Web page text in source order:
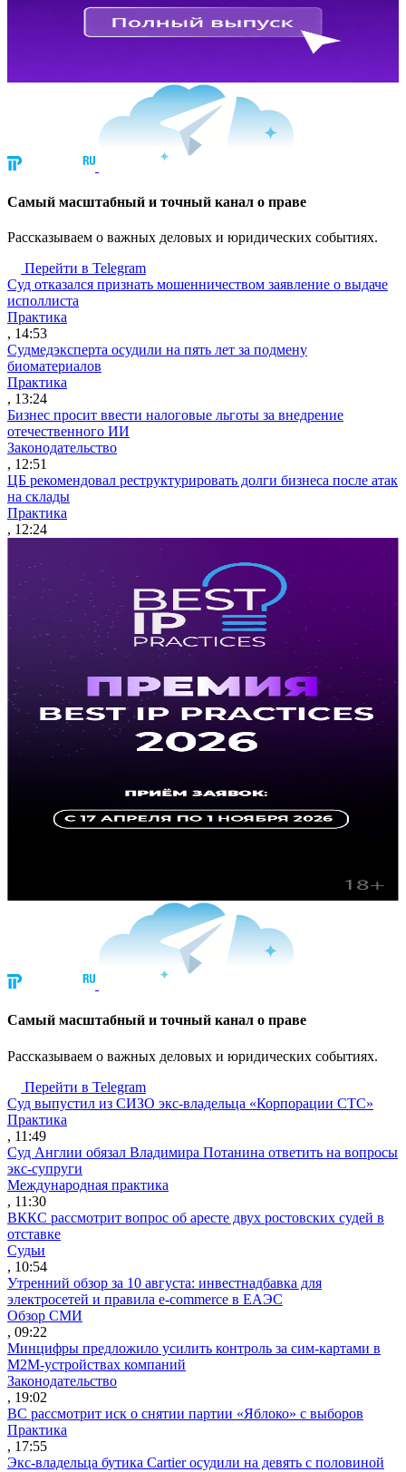
Cамый масштабный и точный канал о праве
Рассказываем о важных деловых и юридических событиях.
Перейти в Telegram
Суд отказался признать мошенничеством заявление о выдаче
исполлиста
Практика
, 14:53
Судмедэксперта осудили на пять лет за подмену
биоматериалов
Практика
, 13:24
Бизнес просит ввести налоговые льготы за внедрение
отечественного ИИ
Законодательство
, 12:51
ЦБ рекомендовал реструктурировать долги бизнеса после атак
на склады
Практика
, 12:24
Cамый масштабный и точный канал о праве
Рассказываем о важных деловых и юридических событиях.
Перейти в Telegram
Суд выпустил из СИЗО экс-владельца «Корпорации СТС»
Практика
, 11:49
Суд Англии обязал Владимира Потанина ответить на вопросы
экс-супруги
Международная практика
, 11:30
ВККС рассмотрит вопрос об аресте двух ростовских судей в
отставке
Судьи
, 10:54
Утренний обзор за 10 августа: инвестнадбавка для
электросетей и правила e-commerce в ЕАЭС
Обзор СМИ
, 09:22
Минцифры предложило усилить контроль за сим-картами в
M2M-устройствах компаний
Законодательство
, 19:02
ВС рассмотрит иск о снятии партии «Яблоко» с выборов
Практика
, 17:55
Экс-владельца бутика Cartier осудили на девять с половиной